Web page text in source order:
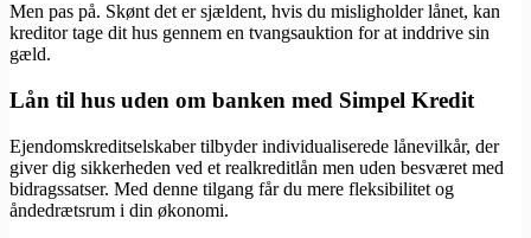
Men pas på. Skønt det er sjældent, hvis du misligholder lånet, kan
kreditor tage dit hus gennem en tvangsauktion for at inddrive sin
gæld.
Lån til hus uden om banken med Simpel Kredit
Ejendomskreditselskaber tilbyder individualiserede lånevilkår, der
giver dig sikkerheden ved et realkreditlån men uden besværet med
bidragssatser. Med denne tilgang får du mere fleksibilitet og
åndedrætsrum i din økonomi.